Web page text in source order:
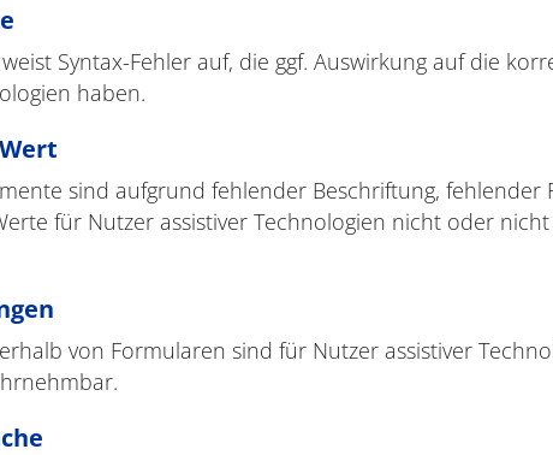
Syntax-Fehler auf, die ggf. Auswirkung auf die
haben.
sind aufgrund fehlender Beschriftung, fehlender
für Nutzer assistiver Technologien nicht oder
von Formularen sind für Nutzer assistiver